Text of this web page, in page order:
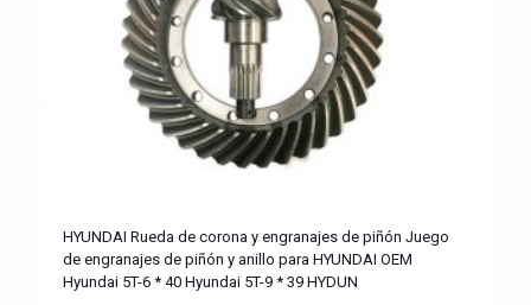
HYUNDAI Rueda de corona y engranajes de piñón Juego
de engranajes de piñón y anillo para HYUNDAI OEM
Hyundai 5T-6 * 40 Hyundai 5T-9 * 39 HYDUN